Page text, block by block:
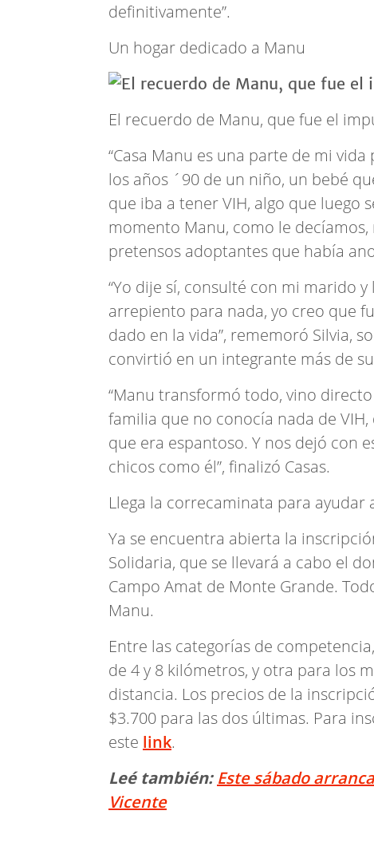
definitivamente”.
Un hogar dedicado a Manu
El recuerdo de Manu, que fue el
“Casa Manu es una parte de mi
los años ´90 de un niño, un bebé
que iba a tener VIH, algo que luego
momento Manu, como le
pretensos adoptantes que había
“Yo dije sí, consulté con mi marido
arrepiento para nada, yo creo que
dado en la vida”, rememoró Silvia,
convirtió en un integrante más de
“Manu transformó todo, vino
familia que no conocía nada de
que era espantoso. Y nos dejó con
chicos como él”, finalizó Casas.
Llega la correcaminata para ayudar
Ya se encuentra abierta la
Solidaria, que se llevará a cabo el
Campo Amat de Monte Grande.
Manu.
Entre las categorías de
de 4 y 8 kilómetros, y otra para los
distancia. Los precios de la
$3.700 para las dos últimas. Para
este link.
Leé también: Este sábado
Vicente